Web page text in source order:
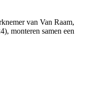
van Van Raam,
monteren samen een